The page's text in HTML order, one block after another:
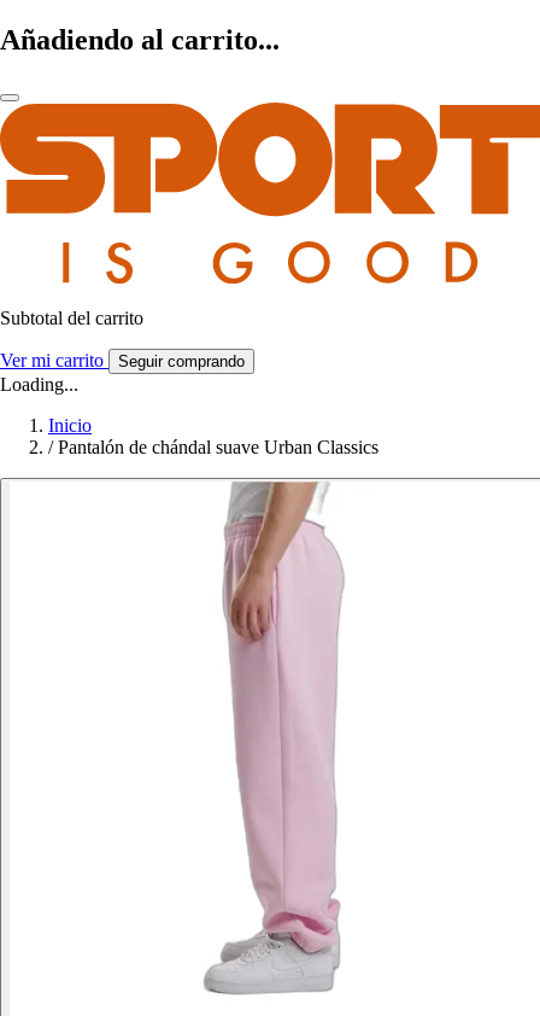
Añadiendo al carrito...
Subtotal del carrito
Ver mi carrito Seguir comprando
Loading...
Inicio
/ Pantalón de chándal suave Urban Classics